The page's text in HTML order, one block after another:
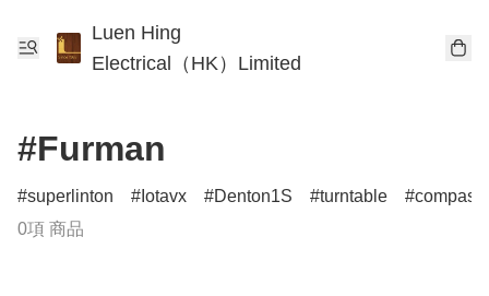
Luen Hing
Electrical（HK）Limited
#Furman
superlinton Iotavx Denton1S turntable
compass
0項 商品